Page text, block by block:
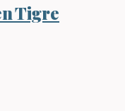
Tigre